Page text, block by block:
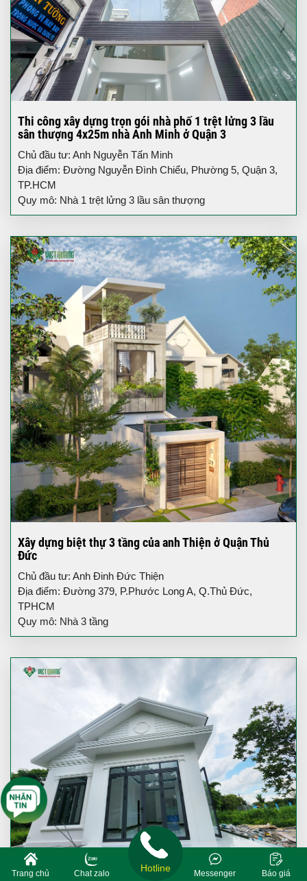
Thi công xây dựng trọn gói nhà phố 1 trệt lửng 3 lầu
sân thượng 4x25m nhà Anh Minh ở Quận 3
Chủ đầu tư: Anh Nguyễn Tấn Minh
Địa điểm: Đường Nguyễn Đình Chiểu, Phường 5, Quận 3,
TP.HCM
Quy mô: Nhà 1 trệt lửng 3 lầu sân thượng
Xây dựng biệt thự 3 tầng của anh Thiện ở Quận Thủ
Đức
Chủ đầu tư: Anh Đinh Đức Thiện
Địa điểm: Đường 379, P.Phước Long A, Q.Thủ Đức,
TPHCM
Quy mô: Nhà 3 tầng
Trang chủ Chat zalo Báo giá
Messenger
Hotline